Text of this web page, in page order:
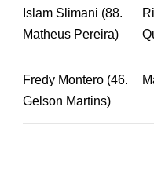
Islam Slimani (88.
Matheus Pereira)
Fredy Montero (46.
Gelson Martins)